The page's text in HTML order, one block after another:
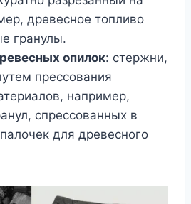
древесное топливо
гранулы.
опилок: стержни,
прессования
например,
спрессованных в
для древесного